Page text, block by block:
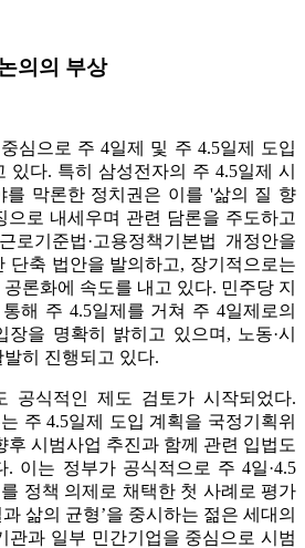
의의 부상
심으로 주 4일제 및 주 4.5일제 도입
있다. 특히 삼성전자의 주 4.5일제 시
를 막론한 정치권은 이를 '삶의 질 향
으로 내세우며 관련 담론을 주도하고
로기준법·고용정책기본법 개정안을
단축 법안을 발의하고, 장기적으로는
론화에 속도를 내고 있다. 민주당 지
해 주 4.5일제를 거쳐 주 4일제로의
을 명확히 밝히고 있으며, 노동·시
히 진행되고 있다.
공식적인 제도 검토가 시작되었다.
주 4.5일제 도입 계획을 국정기획위
후 시범사업 추진과 함께 관련 입법도
. 이는 정부가 공식적으로 주 4일·4.5
정책 의제로 채택한 첫 사례로 평가
삶의 균형’을 중시하는 젊은 세대의
관과 일부 민간기업을 중심으로 시범